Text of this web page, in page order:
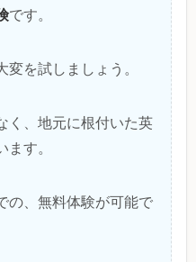
です。
を試しましょう。
く、地元に根付いた英
す。
の、無料体験が可能で